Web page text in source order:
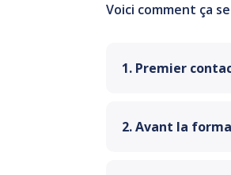
Voici comment ça
1. Premier
2. Avant la